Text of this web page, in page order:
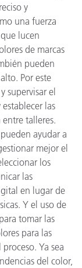
y
una fuerza
lucen
de marcas
pueden
Por este
supervisar el
las
talleres.
ayudar a
mejor el
los
las
en lugar de
Y el uso de
tomar las
para las
Ya sea
del color,